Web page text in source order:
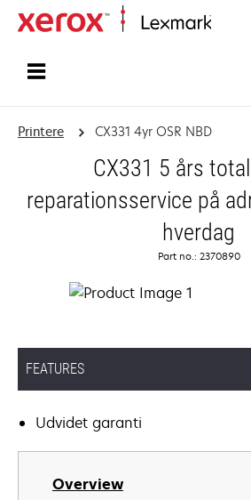
Printere CX331 4yr OSR NBD
CX331 5 års
reparationsservice på
hverdag
Part no.: 2370890
FEATURES
Udvidet garanti
Overview